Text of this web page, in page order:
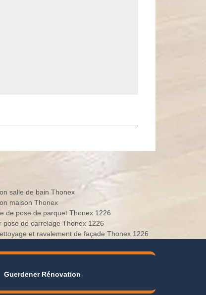
salle de bain Thonex
maison Thonex
de pose de parquet Thonex 1226
pose de carrelage Thonex 1226
et ravalement de façade Thonex 1226
Guerdener Rénovation